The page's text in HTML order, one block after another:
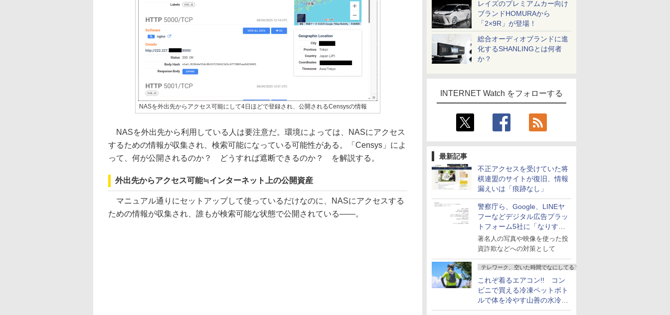
レイズのプレミアムカー向け
ブランドHOMURAから
「2×9R」が登場！
総合オーディオブランドに進
化するSHANLINGとは何者
か？
INTERNET Watch をフォローする
最新記事
不正アクセスを受けていた将
棋連盟のサイトが復旧、情報
漏えいは「痕跡なし」
警察庁ら、Google、LINEヤ
フーなどデジタル広告プラッ
トフォーム5社に「なりすま
し詐欺広告」対策強化を要請
著名人の写真や映像を使った投
資詐欺などへの対策として
テレワーク、空いた時間でなにしてる？
これぞ着るエアコン!! コン
ビニで買える冷凍ペットボト
ルで体を冷やす山善の水冷ベ
ストがロードバイクにちょう
NASを外出先からアクセス可能にして4日ほどで登録され、公開されるCensysの情報
NASを外出先から利用している人は要注意だ。環境によっては、NASにアクセス
するための情報が収集され、検索可能になっている可能性がある。「Censys」によ
って、何が公開されるのか？ どうすれば遮断できるのか？ を解説する。
外出先からアクセス可能≒インターネット上の公開資産
マニュアル通りにセットアップして使っているだけなのに、NASにアクセスする
ための情報が収集され、誰もが検索可能な状態で公開されている――。